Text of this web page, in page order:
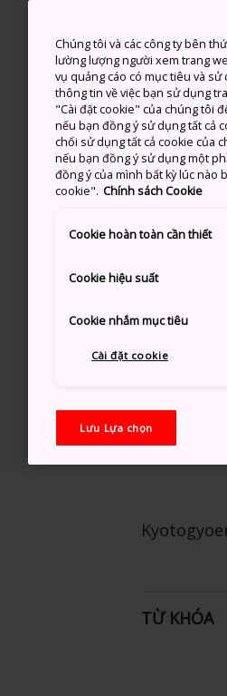
TỪ KHÓA
Chúng tôi và các công ty bên
lường lượng người xem trang
vụ quảng cáo có mục tiêu và
thông tin về việc bạn sử dụng
"Cài đặt cookie" của chúng tôi
nếu bạn đồng ý sử dụng tất cả
chối sử dụng tất cả cookie của
nếu bạn đồng ý sử dụng một
đồng ý của mình bất kỳ lúc nào
cookie". Chính sách Cookie
Cookie hoàn toàn cần thiết
Cookie hiệu suất
Cookie nhắm mục tiêu
Cài đặt cookie
Lưu Lựa chọn